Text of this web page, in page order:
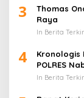
3
Thomas
Raya
In Berita
4
Kronologis
POLRES
In Berita